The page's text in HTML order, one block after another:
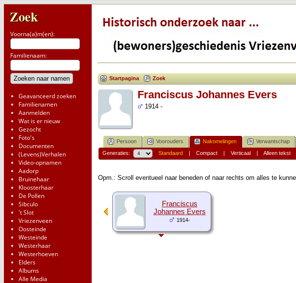
Zoek
Voorna(a)m(en):
Familienaam:
Geavanceerd zoeken
Familienamen
Aanmelden
Wat is er nieuw
Gezocht
Foto's
Documenten
(Levens)Verhalen
Video-opnamen
Aadorp
Bruinehaar
Kloosterhaar
De Pollen
Sibculo
't Slot
Vriezenveen
Oosteinde
Westeinde
Westerhaar
Westerhoeven
Elders
Albums
Alle Media
Startpagina Zoek
Franciscus Johannes Evers
1914 -
Persoon Voorouders Nakomelingen Verwantschap
Generaties: Standaard| Compact| Verticaal| Alleen tekst
Opm.: Scroll eventueel naar beneden of naar rechts om alles te
Franciscus
Johannes Evers
1914-